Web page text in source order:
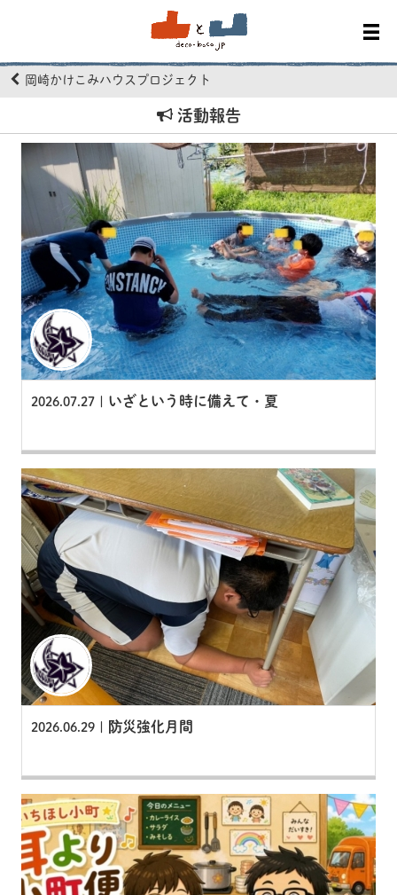
岡崎かけこみハウスプロジェクト
活動報告
2026.07.27 | いざという時に備えて・夏
2026.06.29 | 防災強化月間